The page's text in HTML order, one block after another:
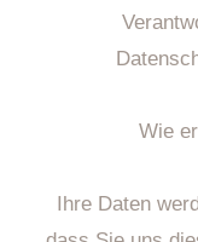
Wie
Ihre Daten